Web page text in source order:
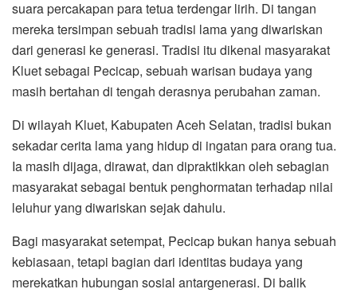
o
o
k
e
r
A
p
p
r
a
m
suara percakapan para tetua terdengar lirih. Di tangan
mereka tersimpan sebuah tradisi lama yang diwariskan
dari generasi ke generasi. Tradisi itu dikenal masyarakat
Kluet sebagai Pecicap, sebuah warisan budaya yang
masih bertahan di tengah derasnya perubahan zaman.
Di wilayah Kluet, Kabupaten Aceh Selatan, tradisi bukan
sekadar cerita lama yang hidup di ingatan para orang tua.
Ia masih dijaga, dirawat, dan dipraktikkan oleh sebagian
masyarakat sebagai bentuk penghormatan terhadap nilai
leluhur yang diwariskan sejak dahulu.
Bagi masyarakat setempat, Pecicap bukan hanya sebuah
kebiasaan, tetapi bagian dari identitas budaya yang
merekatkan hubungan sosial antargenerasi. Di balik